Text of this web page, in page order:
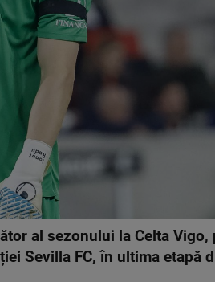
al sezonului la Celta
Sevilla FC, în ultima etapă